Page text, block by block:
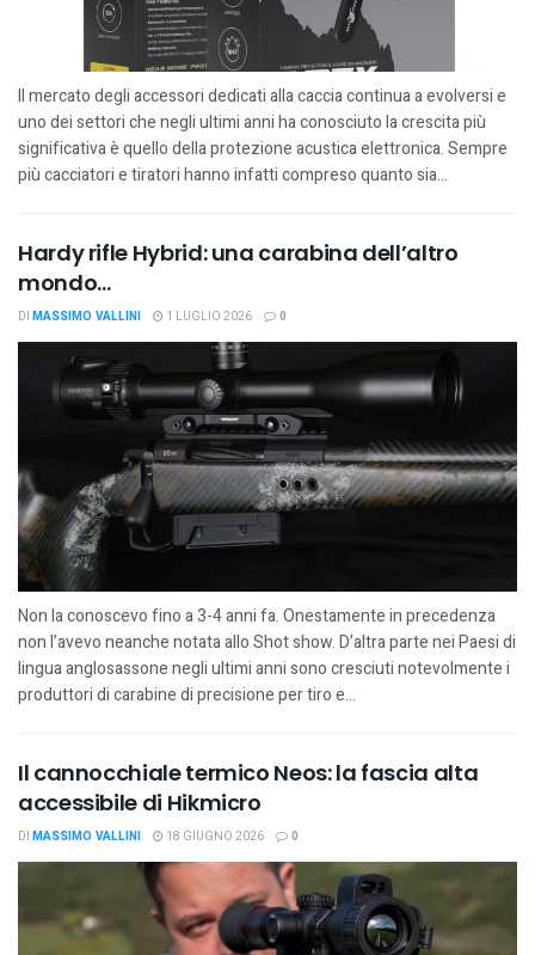
Il mercato degli accessori dedicati alla caccia continua a evolversi e
uno dei settori che negli ultimi anni ha conosciuto la crescita più
significativa è quello della protezione acustica elettronica. Sempre
più cacciatori e tiratori hanno infatti compreso quanto sia...
Hardy rifle Hybrid: una carabina dell’altro
mondo…
DI MASSIMO VALLINI 1 LUGLIO 2026 0
Non la conoscevo fino a 3-4 anni fa. Onestamente in precedenza
non l’avevo neanche notata allo Shot show. D’altra parte nei Paesi di
lingua anglosassone negli ultimi anni sono cresciuti notevolmente i
produttori di carabine di precisione per tiro e...
Il cannocchiale termico Neos: la fascia alta
accessibile di Hikmicro
DI MASSIMO VALLINI 18 GIUGNO 2026 0